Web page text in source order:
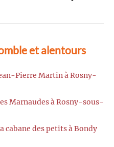
et alentours
Pierre Martin à Rosny-
Marnaudes à Rosny-sous-
des petits à Bondy